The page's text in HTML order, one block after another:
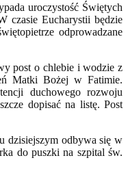
uroczystość Świętych
czasie Eucharystii będzie
odprowadzane
post o chlebie i wodzie z
Matki Bożej w Fatimie.
duchowego rozwoju
dopisać na listę. Post
dzisiejszym odbywa się w
do puszki na szpital św.